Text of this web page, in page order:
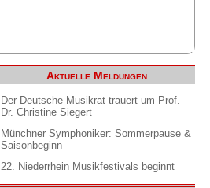
Aktuelle Meldungen
Der Deutsche Musikrat trauert um Prof.
Dr. Christine Siegert
Münchner Symphoniker: Sommerpause &
Saisonbeginn
22. Niederrhein Musikfestivals beginnt